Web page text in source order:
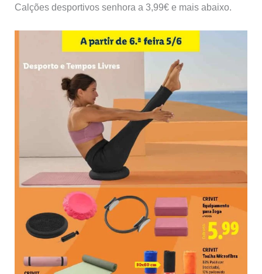
Calções desportivos senhora a 3,99€ e mais abaixo.